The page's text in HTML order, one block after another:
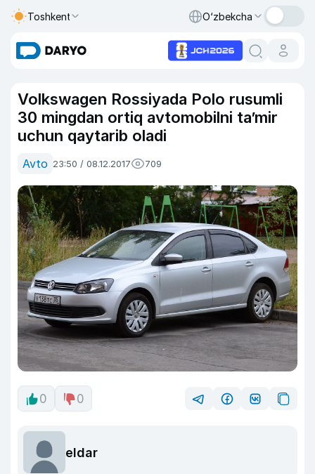
Toshkent O‘zbekcha
Volkswagen Rossiyada Polo rusumli
30 mingdan ortiq avtomobilni ta’mir
uchun qaytarib oladi
Avto 23:50 / 08.12.2017 709
0 0
eldar